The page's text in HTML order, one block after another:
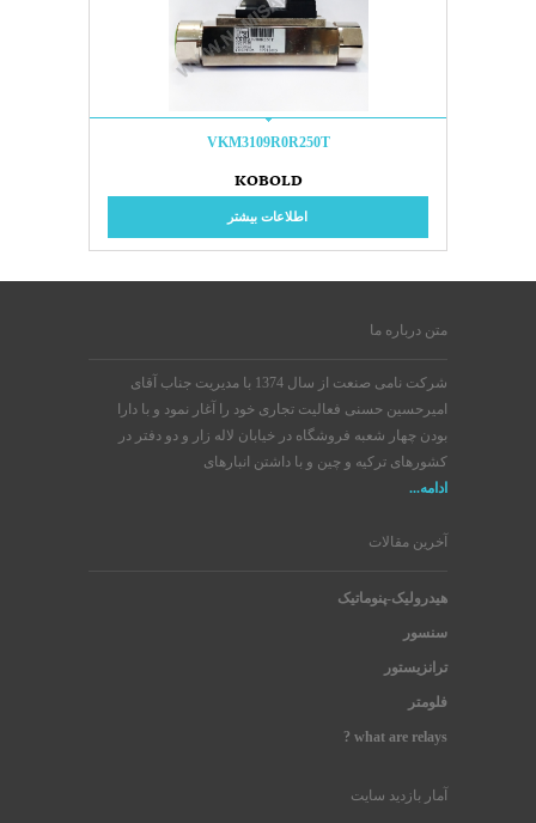
VKM3109R0R250T
KOBOLD
اطلاعات بیشتر
متن درباره ما
شرکت نامی صنعت از سال 1374 با مدیریت جناب آقای
امیرحسین حسنی فعالیت تجاری خود را آغار نمود و با دارا
بودن چهار شعبه فروشگاه در خیابان لاله زار و دو دفتر در
کشورهای ترکیه و چین و با داشتن انبارهای
ادامه...
آخرین مقالات
هیدرولیک-پنوماتیک
سنسور
ترانزیستور
فلومتر
what are relays ?
آمار بازدید سایت